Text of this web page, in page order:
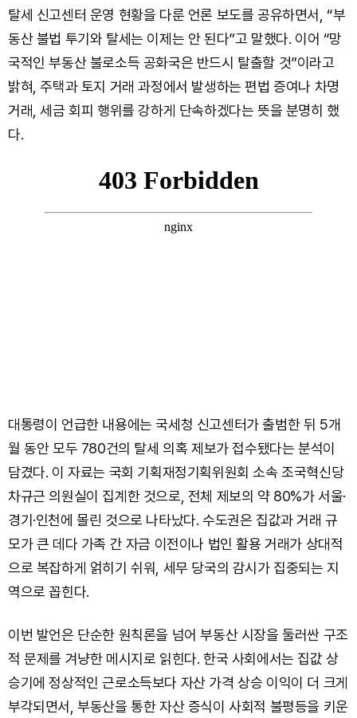
탈세 신고센터 운영 현황을 다룬 언론 보도를 공유하면서, “부
동산 불법 투기와 탈세는 이제는 안 된다”고 말했다. 이어 “망
국적인 부동산 불로소득 공화국은 반드시 탈출할 것”이라고
밝혀, 주택과 토지 거래 과정에서 발생하는 편법 증여나 차명
거래, 세금 회피 행위를 강하게 단속하겠다는 뜻을 분명히 했
다.
대통령이 언급한 내용에는 국세청 신고센터가 출범한 뒤 5개
월 동안 모두 780건의 탈세 의혹 제보가 접수됐다는 분석이
담겼다. 이 자료는 국회 기획재정기획위원회 소속 조국혁신당
차규근 의원실이 집계한 것으로, 전체 제보의 약 80%가 서울·
경기·인천에 몰린 것으로 나타났다. 수도권은 집값과 거래 규
모가 큰 데다 가족 간 자금 이전이나 법인 활용 거래가 상대적
으로 복잡하게 얽히기 쉬워, 세무 당국의 감시가 집중되는 지
역으로 꼽힌다.
이번 발언은 단순한 원칙론을 넘어 부동산 시장을 둘러싼 구조
적 문제를 겨냥한 메시지로 읽힌다. 한국 사회에서는 집값 상
승기에 정상적인 근로소득보다 자산 가격 상승 이익이 더 크게
부각되면서, 부동산을 통한 자산 증식이 사회적 불평등을 키운